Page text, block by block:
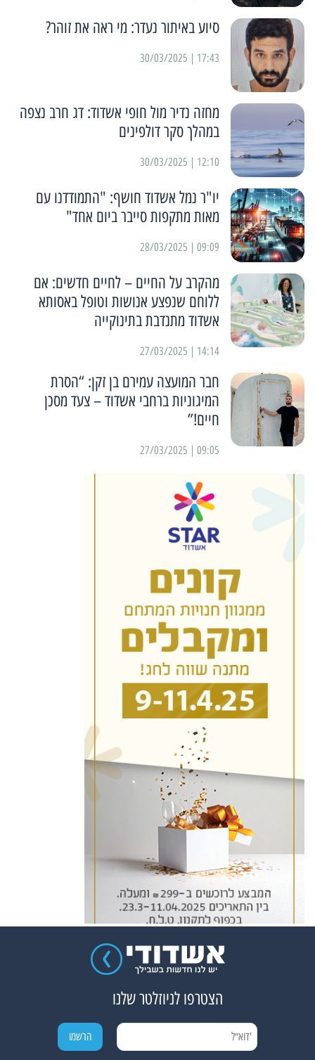
סיוע באיתור נעדר: מי ראה את זוהר?
17:43 | 30/03/2025
מחזה נדיר מול חופי אשדוד: דג חרב נצפה
במהלך סקר דולפינים
12:10 | 30/03/2025
יו"ר נמל אשדוד חושף: "התמודדנו עם
מאות מתקפות סייבר ביום אחד"
09:09 | 28/03/2025
מהקרב על החיים – לחיים חדשים: אם
ללוחם שנפצע אנושות וטופל באסותא
אשדוד מתנדבת בתינוקייה
14:14 | 27/03/2025
חבר המועצה עמירם בן זקן: “הסרת
המיגוניות ברחבי אשדוד – צעד מסכן
חיים!”
09:05 | 27/03/2025
הצטרפו לניוזלטר שלנו